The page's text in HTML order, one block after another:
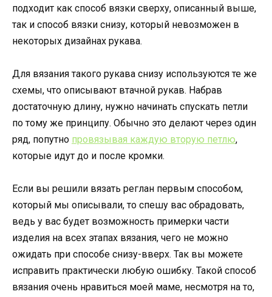
подходит как способ вязки сверху, описанный выше,
так и способ вязки снизу, который невозможен в
некоторых дизайнах рукава.
Для вязания такого рукава снизу используются те же
схемы, что описывают втачной рукав. Набрав
достаточную длину, нужно начинать спускать петли
по тому же принципу. Обычно это делают через один
ряд, попутно провязывая каждую вторую петлю,
которые идут до и после кромки.
Если вы решили вязать реглан первым способом,
который мы описывали, то спешу вас обрадовать,
ведь у вас будет возможность примерки части
изделия на всех этапах вязания, чего не можно
ожидать при способе снизу-вверх. Так вы можете
исправить практически любую ошибку. Такой способ
вязания очень нравиться моей маме, несмотря на то,